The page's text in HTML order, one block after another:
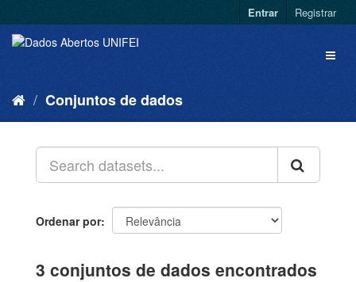
Entrar Registrar
Conjuntos de dados
Ordenar por
3 conjuntos de dados encontrados